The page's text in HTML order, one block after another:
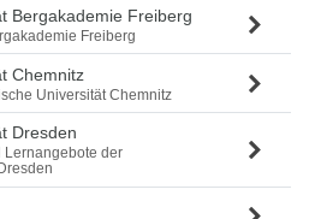
Bergakademie Freiberg
Freiberg
Chemnitz
Universität Chemnitz
Dresden
Lernangebote der